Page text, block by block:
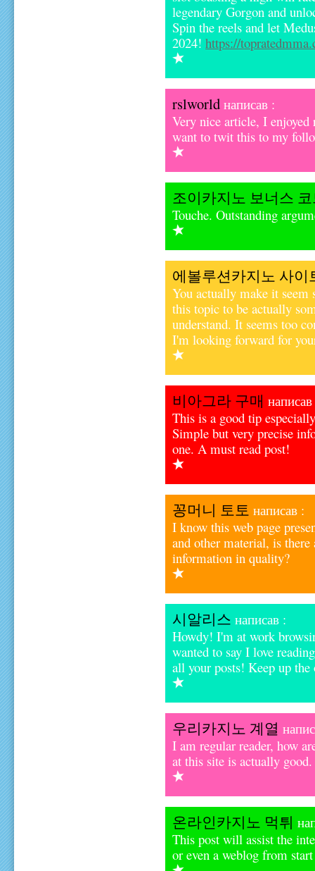
legendary Gorgon and
Spin the reels and let
2024!https://
rslworld написав :
Very nice article, I enjoyed
want to twit this to my
조이카지노 보너스
Touche. Outstanding
에볼루션카지노 사이
You actually make it seem
this topic to be actually
understand. It seems too
I'm looking forward for
비아그라 구매
This is a good tip
Simple but very precise
one. A must read post!
꽁머니 토토 написав :
I know this web page
and other material, is there
information in quality?
시알리스 написав :
Howdy! I'm at work
wanted to say I love
all your posts! Keep up
우리카지노 계열
I am regular reader, how
at this site is actually good.
온라인카지노 먹튀
This post will assist the
or even a weblog from